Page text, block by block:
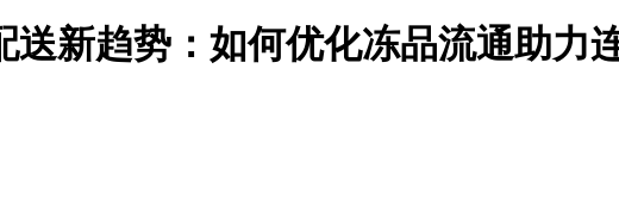
送新趋势：如何优化冻品流通助力